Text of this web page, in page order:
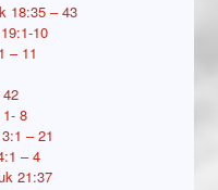
18:35 – 43
10
– 11
8
– 21
– 4
21:37